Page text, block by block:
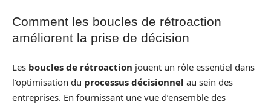
Comment les boucles de rétroaction
améliorent la prise de décision
Les boucles de rétroaction jouent un rôle essentiel dans
l’optimisation du processus décisionnel au sein des
entreprises. En fournissant une vue d’ensemble des